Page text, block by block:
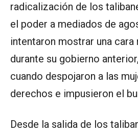
radicalización de los
el poder a mediados de
intentaron mostrar una cara
durante su gobierno
cuando despojaron a las
derechos e impusieron el
Desde la salida de los